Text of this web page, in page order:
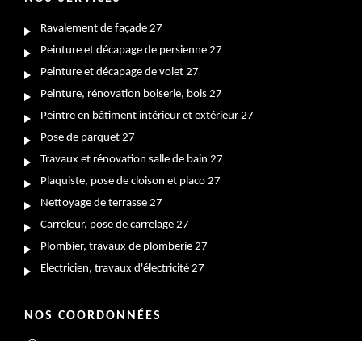
Ravalement de façade 27
Peinture et décapage de persienne 27
Peinture et décapage de volet 27
Peinture, rénovation boiserie, bois 27
Peintre en bâtiment intérieur et extérieur 27
Pose de parquet 27
Travaux et rénovation salle de bain 27
Plaquiste, pose de cloison et placo 27
Nettoyage de terrasse 27
Carreleur, pose de carrelage 27
Plombier, travaux de plomberie 27
Electricien, travaux d'électricité 27
NOS COORDONNÉES